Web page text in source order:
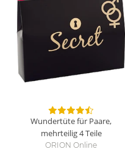
Wundertüte für Paare,
mehrteilig4 Teile
ORION Online